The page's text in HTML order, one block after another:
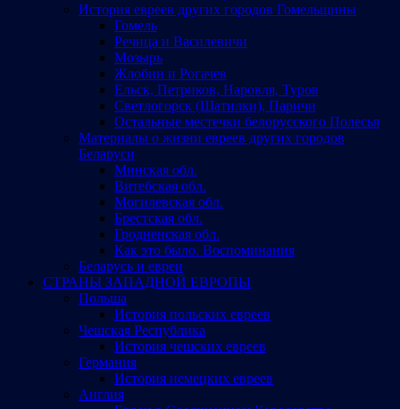
История евреев других городов Гомельщины
Гомель
Речица и Василевичи
Мозырь
Жлобин и Рогачев
Ельск, Петриков, Наровля, Туров
Светлогорск (Шатилки), Паричи
Остальные местечки белорусского Полесья
Материалы о жизни евреев других городов
Беларуси
Минская обл.
Витебская обл.
Могилевская обл.
Брестская обл.
Гродненская обл.
Как это было. Воспоминания
Беларусь и евреи
СТРАНЫ ЗАПАДНОЙ ЕВРОПЫ
Польша
История польских евреев
Чешская Республика
История чешских евреев
Германия
История немецких евреев
Англия